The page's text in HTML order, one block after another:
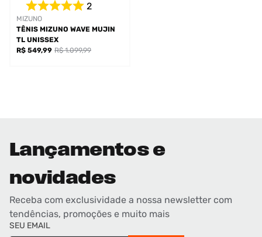
MIZUNO
2
TÊNIS MIZUNO WAVE MUJIN
TL UNISSEX
R$ 549,99 R$ 1.099,99
Lançamentos e
novidades
Receba com exclusividade a nossa newsletter com
tendências, promoções e muito mais
SEU EMAIL